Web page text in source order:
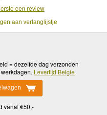
een review
aan verlanglijstje
= dezelfde dag verzonden
Levertijd Belgie
vanaf €50,-